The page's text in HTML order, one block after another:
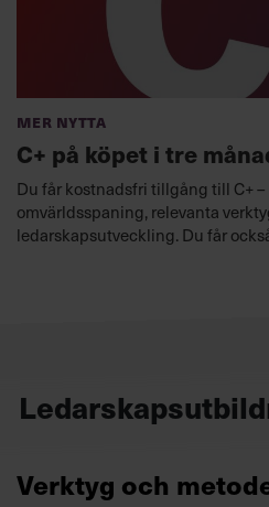
Mer nytta
C+ på köpet i tre
Du får kostnadsfri tillgång till C+
omvärldsspaning, relevanta
ledarskapsutveckling. Du får
Verktyg och